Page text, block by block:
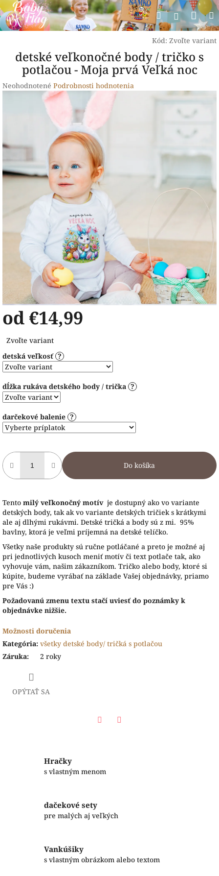
Prejsť
na
obsah
Hľadať
Kód: Zvoľte variant
detské veľkonočné body / tričko s
potlačou - Moja prvá Veľká noc
Priemerné
5
Neohodnotené Podrobnosti hodnotenia
od €14,99
cena:
Zvoľte variant
detská veľkosť ?
dĺžka rukáva detského body / trička ?
darčekové balenie ?
Do košíka
Tento milý veľkonočný motívje dostupný ako vo variante
detských body, tak ak vo variante detských tričiek s krátkymi
ale aj dlhými rukávmi. Detské tričká a body sú z mi. 95%
bavlny, ktorá je veľmi príjemná na detské telíčko.
Všetky naše produkty sú ručne potláčané a preto je možné aj
pri jednotlivých kusoch meniť motív či text potlače tak, ako
vyhovuje vám, našim zákazníkom. Tričko alebo body, ktoré si
kúpite, budeme vyrábať na základe Vašej objednávky, priamo
pre Vás :)
Požadovanú zmenu textu stačí uviesť do poznámky k
objednávke nižšie.
Možnosti doručenia
Kategória: všetky detské body/ tričká s potlačou
Záruka: 2 roky
OPÝTAŤ SA
Hračky
s vlastným menom
dačekové sety
pre malých aj veľkých
Vankúšiky
s vlastným obrázkom alebo textom